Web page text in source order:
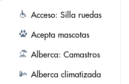
Acceso: Silla ruedas
Acepta mascotas
Alberca: Camastros
Alberca climatizada